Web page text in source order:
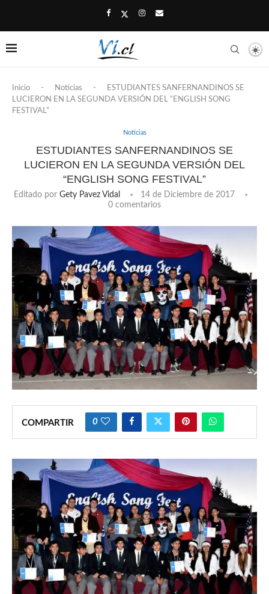
Inicio - Noticias -
ESTUDIANTES SANFERNANDINOS SE
LUCIERON EN LA SEGUNDA VERSIÓN DEL “ENGLISH SONG
FESTIVAL”
Noticias
ESTUDIANTES SANFERNANDINOS SE
LUCIERON EN LA SEGUNDA VERSIÓN DEL
“ENGLISH SONG FESTIVAL”
Editado por Gety Pavez Vidal
14 de Diciembre de 2017
0 comentarios
COMPARTIR 0